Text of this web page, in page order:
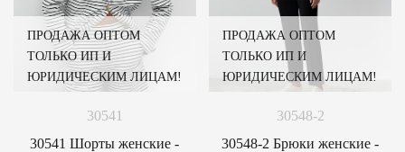
ПРОДАЖА ОПТОМ
ТОЛЬКО ИП И
ЮРИДИЧЕСКИМ ЛИЦАМ!
30541
30541 Шорты женские -
ПРОДАЖА ОПТОМ
ТОЛЬКО ИП И
ЮРИДИЧЕСКИМ ЛИЦАМ!
30548-2
30548-2 Брюки женские -